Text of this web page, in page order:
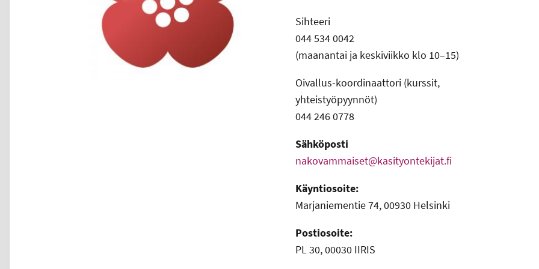
Sihteeri
044 534 0042
(maanantai ja keskiviikko klo 10–15)
Oivallus-koordinaattori (kurssit,
yhteistyöpyynnöt)
044 246 0778
Sähköposti
nakovammaiset@kasityontekijat.fi
Käyntiosoite:
Marjaniementie 74, 00930 Helsinki
Postiosoite:
PL 30, 00030 IIRIS